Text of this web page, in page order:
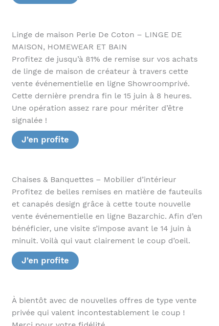
Linge de maison Perle De Coton – LINGE DE
MAISON, HOMEWEAR ET BAIN
Profitez de jusqu’à 81% de remise sur vos achats
de linge de maison de créateur à travers cette
vente événementielle en ligne Showroomprivé.
Cette dernière prendra fin le 15 juin à 8 heures.
Une opération assez rare pour mériter d’être
signalée !
J’en profite
Chaises & Banquettes – Mobilier d’intérieur
Profitez de belles remises en matière de fauteuils
et canapés design grâce à cette toute nouvelle
vente événementielle en ligne Bazarchic. Afin d’en
bénéficier, une visite s’impose avant le 14 juin à
minuit. Voilà qui vaut clairement le coup d’oeil.
J’en profite
À bientôt avec de nouvelles offres de type vente
privée qui valent incontestablement le coup !